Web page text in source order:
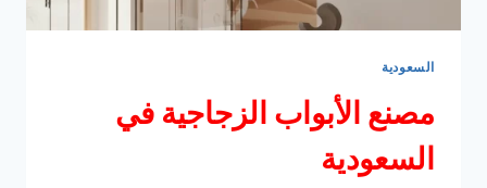
السعودية
مصنع الأبواب الزجاجية في
السعودية